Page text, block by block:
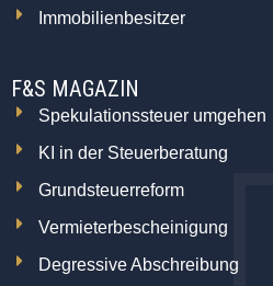
Immobilienbesitzer
F&S MAGAZIN
Spekulationssteuer umgehen
KI in der Steuerberatung
Grundsteuerreform
Vermieterbescheinigung
Degressive Abschreibung